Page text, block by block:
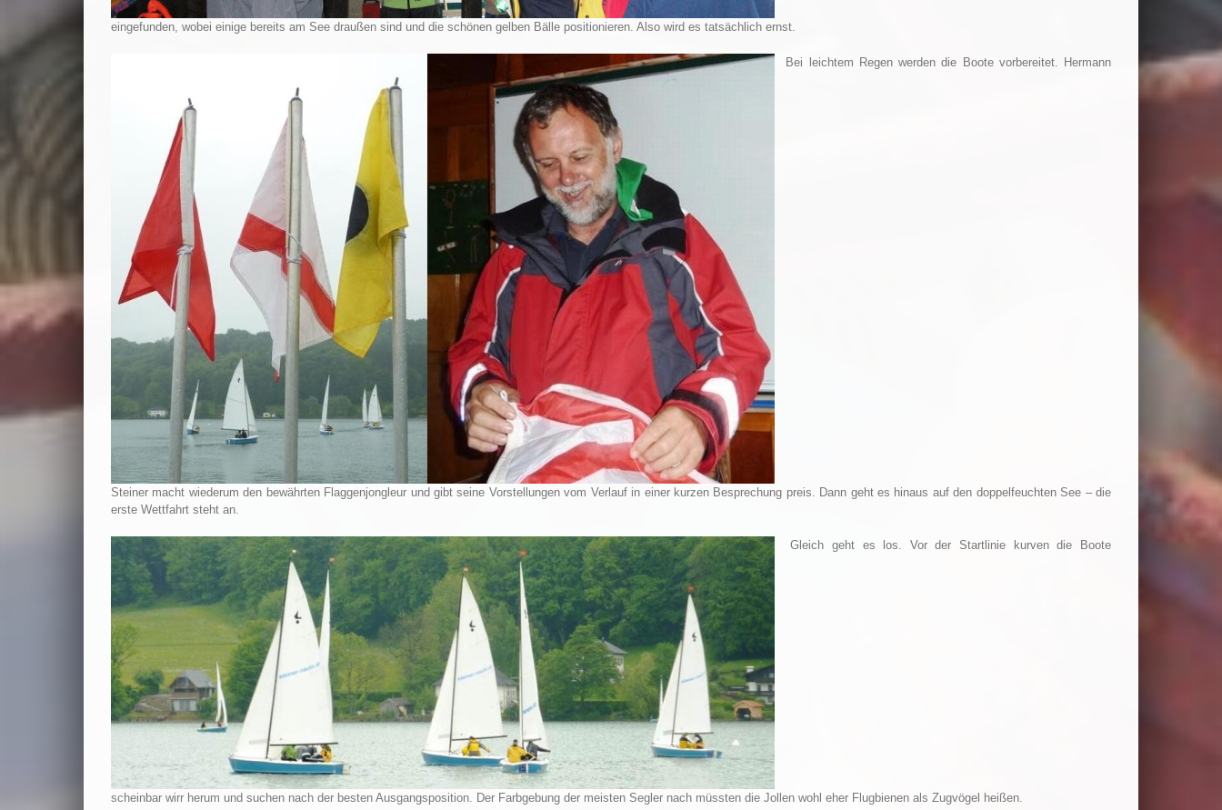
eingefunden, wobei einige bereits am See draußen sind und die schönen gelben Bälle positionieren. Also wird es tatsächlich ernst.
Bei leichtem Regen werden die Boote vorbereitet. Hermann
Steiner macht wiederum den bewährten Flaggenjongleur und gibt seine Vorstellungen vom Verlauf in einer kurzen Besprechung preis. Dann geht es hinaus auf den doppelfeuchten See – die
erste Wettfahrt steht an.
Gleich geht es los. Vor der Startlinie kurven die Boote
scheinbar wirr herum und suchen nach der besten Ausgangsposition. Der Farbgebung der meisten Segler nach müssten die Jollen wohl eher Flugbienen als Zugvögel heißen.